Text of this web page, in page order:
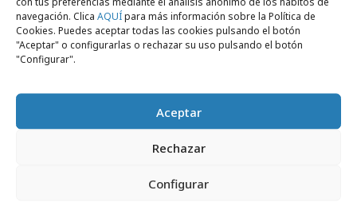
navegación. Clica AQUÍpara más información sobre la Política de
Cookies. Puedes aceptar todas las cookies pulsando el botón
"Aceptar" o configurarlas o rechazar su uso pulsando el botón
"Configurar".
Aceptar
Rechazar
Configurar
Nueva campaña de la Compañía de Teatro
Clásico firmada por Watson